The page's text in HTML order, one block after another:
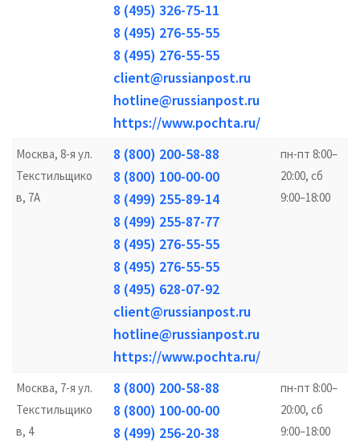
8 (495) 326-75-11
8 (495) 276-55-55
8 (495) 276-55-55
client@russianpost.ru
hotline@russianpost.ru
https://www.pochta.ru/
Москва, 8-я ул.
Текстильщико
в, 7А
8 (800) 200-58-88
8 (800) 100-00-00
8 (499) 255-89-14
8 (499) 255-87-77
8 (495) 276-55-55
8 (495) 276-55-55
8 (495) 628-07-92
client@russianpost.ru
hotline@russianpost.ru
https://www.pochta.ru/
пн-пт 8:00–
20:00, сб
9:00–18:00
Москва, 7-я ул.
Текстильщико
в, 4
8 (800) 200-58-88
8 (800) 100-00-00
8 (499) 256-20-38
пн-пт 8:00–
20:00, сб
9:00–18:00